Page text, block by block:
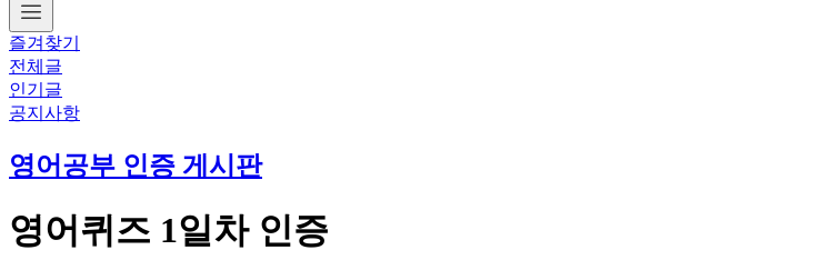
즐겨찾기
전체글
인기글
공지사항
영어공부 인증 게시판
영어퀴즈 1일차 인증